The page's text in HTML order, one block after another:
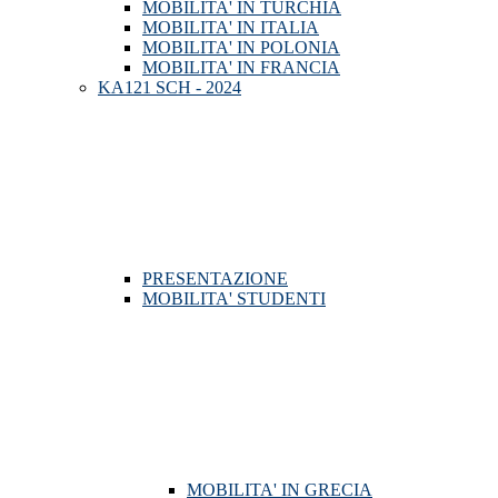
MOBILITA' IN TURCHIA
MOBILITA' IN ITALIA
MOBILITA' IN POLONIA
MOBILITA' IN FRANCIA
KA121 SCH - 2024
PRESENTAZIONE
MOBILITA' STUDENTI
MOBILITA' IN GRECIA